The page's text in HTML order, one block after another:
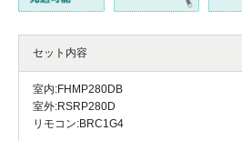
セット内容
室内:FHMP280DB
室外:RSRP280D
リモコン:BRC1G4